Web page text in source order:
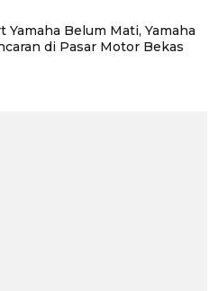
Belum Mati, Yamaha
di Pasar Motor Bekas